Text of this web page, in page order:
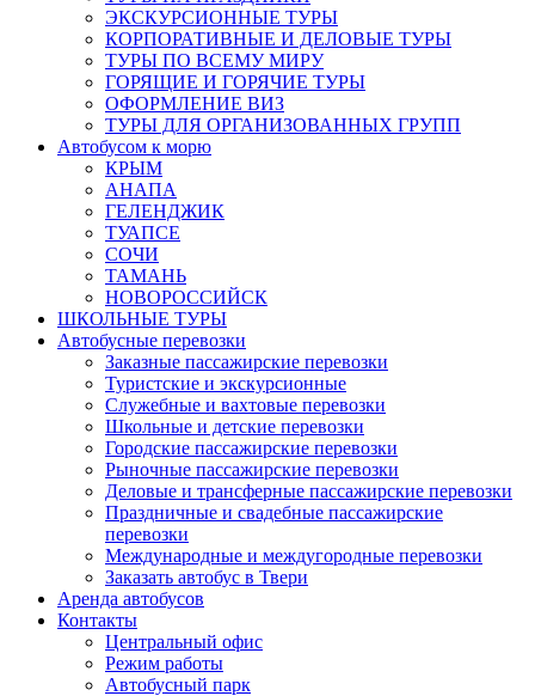
ЭКСКУРСИОННЫЕ ТУРЫ
КОРПОРАТИВНЫЕ И ДЕЛОВЫЕ ТУРЫ
ТУРЫ ПО ВСЕМУ МИРУ
ГОРЯЩИЕ И ГОРЯЧИЕ ТУРЫ
ОФОРМЛЕНИЕ ВИЗ
ТУРЫ ДЛЯ ОРГАНИЗОВАННЫХ ГРУПП
Автобусом к морю
КРЫМ
АНАПА
ГЕЛЕНДЖИК
ТУАПСЕ
СОЧИ
ТАМАНЬ
НОВОРОССИЙСК
ШКОЛЬНЫЕ ТУРЫ
Автобусные перевозки
Заказные пассажирские перевозки
Туристские и экскурсионные
Служебные и вахтовые перевозки
Школьные и детские перевозки
Городские пассажирские перевозки
Рыночные пассажирские перевозки
Деловые и трансферные пассажирские перевозки
Праздничные и свадебные пассажирские
перевозки
Международные и междугородные перевозки
Заказать автобус в Твери
Аренда автобусов
Контакты
Центральный офис
Режим работы
Автобусный парк